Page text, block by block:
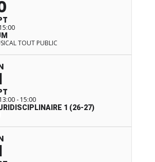
15:00
TOUT PUBLIC
13:00 - 15:00
1 (26-27)